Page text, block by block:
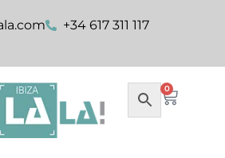
+34 617 311 117
0